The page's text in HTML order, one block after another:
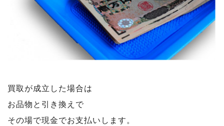
買取が成立した場合は
お品物と引き換えで
その場で現金でお支払いします。